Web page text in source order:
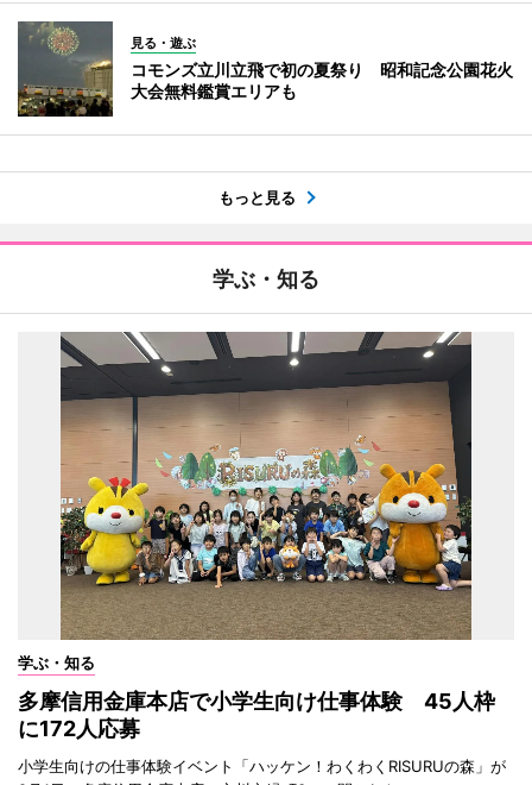
見る・遊ぶ
コモンズ立川立飛で初の夏祭り 昭和記念公園花火
大会無料鑑賞エリアも
もっと見る
学ぶ・知る
学ぶ・知る
多摩信用金庫本店で小学生向け仕事体験 45人枠
に172人応募
小学生向けの仕事体験イベント「ハッケン！わくわくRISURUの森」が